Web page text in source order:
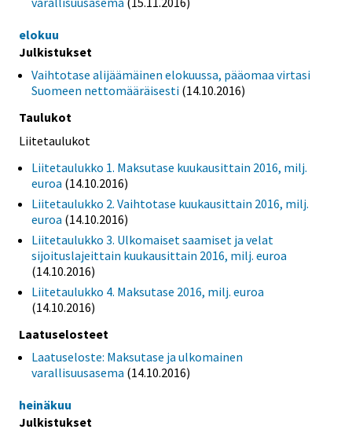
elokuu
Julkistukset
Vaihtotase alijäämäinen elokuussa, pääomaa virtasi
Suomeen nettomääräisesti (14.10.2016)
Taulukot
Liitetaulukot
Liitetaulukko 1. Maksutase kuukausittain 2016, milj.
euroa (14.10.2016)
Liitetaulukko 2. Vaihtotase kuukausittain 2016, milj.
euroa (14.10.2016)
Liitetaulukko 3. Ulkomaiset saamiset ja velat
sijoituslajeittain kuukausittain 2016, milj. euroa
(14.10.2016)
Liitetaulukko 4. Maksutase 2016, milj. euroa
(14.10.2016)
Laatuselosteet
Laatuseloste: Maksutase ja ulkomainen
varallisuusasema (14.10.2016)
heinäkuu
Julkistukset